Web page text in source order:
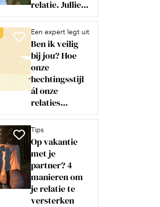
relatie. Jullie...
Een expert legt uit
Ben ik veilig
bij jou? Hoe
onze
hechtingsstijl
ál onze
relaties...
Tips
Op vakantie
met je
partner? 4
manieren om
je relatie te
versterken